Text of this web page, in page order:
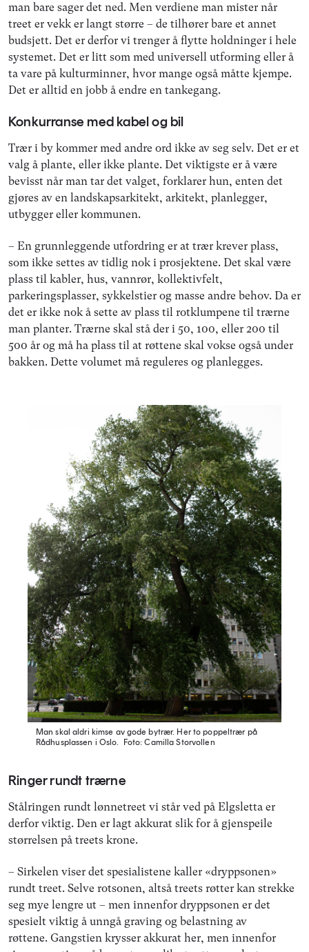
man bare sager det ned. Men verdiene man mister når
treet er vekk er langt større – de tilhører bare et annet
budsjett. Det er derfor vi trenger å flytte holdninger i hele
systemet. Det er litt som med universell utforming eller å
ta vare på kulturminner, hvor mange også måtte kjempe.
Det er alltid en jobb å endre en tankegang.
Konkurranse med kabel og bil
Trær i by kommer med andre ord ikke av seg selv. Det er et
valg å plante, eller ikke plante. Det viktigste er å være
bevisst når man tar det valget, forklarer hun, enten det
gjøres av en landskapsarkitekt, arkitekt, planlegger,
utbygger eller kommunen.
– En grunnleggende utfordring er at trær krever plass,
som ikke settes av tidlig nok i prosjektene. Det skal være
plass til kabler, hus, vannrør, kollektivfelt,
parkeringsplasser, sykkelstier og masse andre behov. Da er
det er ikke nok å sette av plass til rotklumpene til trærne
man planter. Trærne skal stå der i 50, 100, eller 200 til
500 år og må ha plass til at røttene skal vokse også under
bakken. Dette volumet må reguleres og planlegges.
Man skal aldri kimse av gode bytrær. Her to poppeltrær på
Rådhusplassen i Oslo.
Foto: Camilla Storvollen
Ringer rundt trærne
Stålringen rundt lønnetreet vi står ved på Elgsletta er
derfor viktig. Den er lagt akkurat slik for å gjenspeile
størrelsen på treets krone.
– Sirkelen viser det spesialistene kaller «dryppsonen»
rundt treet. Selve rotsonen, altså treets røtter kan strekke
seg mye lengre ut – men innenfor dryppsonen er det
spesielt viktig å unngå graving og belastning av
røttene. Gangstien krysser akkurat her, men innenfor